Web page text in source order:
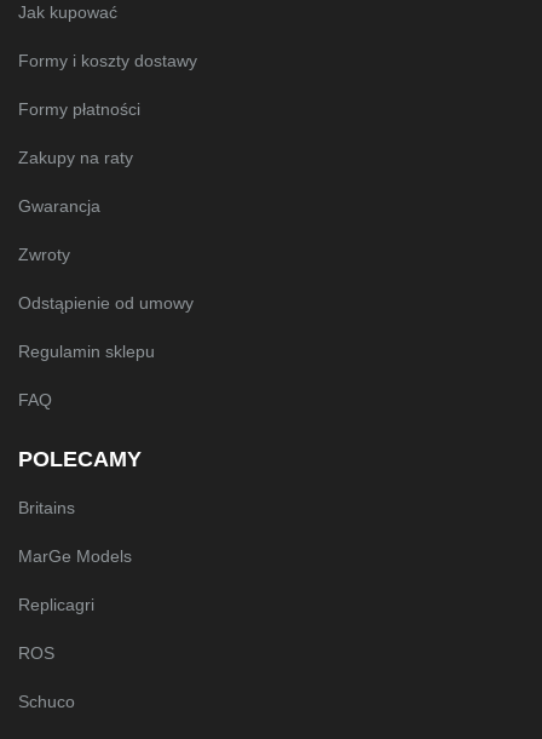
Jak kupować
Formy i koszty dostawy
Formy płatności
Zakupy na raty
Gwarancja
Zwroty
Odstąpienie od umowy
Regulamin sklepu
FAQ
POLECAMY
Britains
MarGe Models
Replicagri
ROS
Schuco